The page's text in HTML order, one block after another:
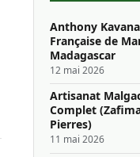
Anthony
Française de
Madagascar
12 mai 2026
Artisanat
Complet
Pierres)
11 mai 2026